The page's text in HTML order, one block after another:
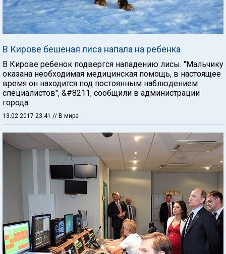
В Кирове бешеная лиса напала на ребенка
В Кирове ребенок подвергся нападению лисы. "Мальчику
оказана необходимая медицинская помощь, в настоящее
время он находится под постоянным наблюдением
специалистов", &#8211; сообщили в администрации
города.
13.02.2017 23:41 // В мире